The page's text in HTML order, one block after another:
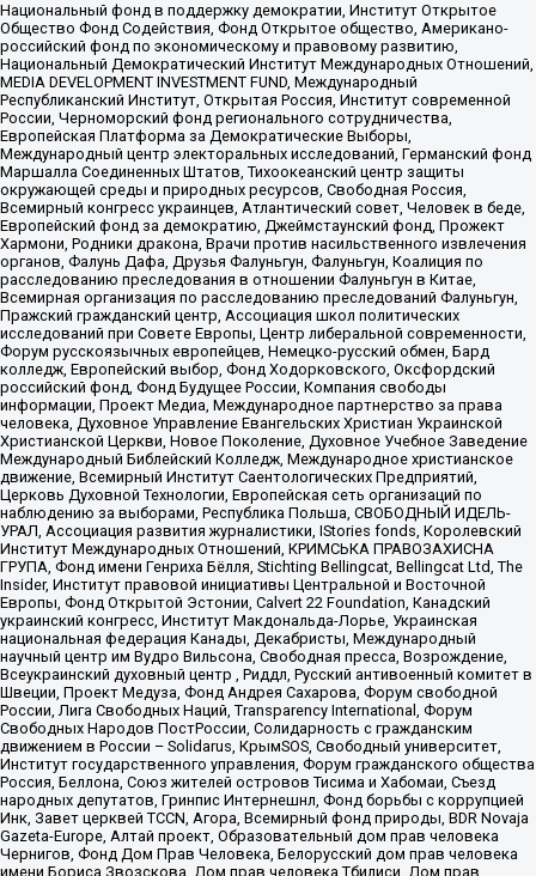
Национальный фонд в поддержку демократии, Институт Открытое
Общество Фонд Содействия, Фонд Открытое общество, Американо-
российский фонд по экономическому и правовому развитию,
Национальный Демократический Институт Международных Отношений,
MEDIA DEVELOPMENT INVESTMENT FUND, Международный
Республиканский Институт, Открытая Россия, Институт современной
России, Черноморский фонд регионального сотрудничества,
Европейская Платформа за Демократические Выборы,
Международный центр электоральных исследований, Германский фонд
Маршалла Соединенных Штатов, Тихоокеанский центр защиты
окружающей среды и природных ресурсов, Свободная Россия,
Всемирный конгресс украинцев, Атлантический совет, Человек в беде,
Европейский фонд за демократию, Джеймстаунский фонд, Прожект
Хармони, Родники дракона, Врачи против насильственного извлечения
органов, Фалунь Дафа, Друзья Фалуньгун, Фалуньгун, Коалиция по
расследованию преследования в отношении Фалуньгун в Китае,
Всемирная организация по расследованию преследований Фалуньгун,
Пражский гражданский центр, Ассоциация школ политических
исследований при Совете Европы, Центр либеральной современности,
Форум русскоязычных европейцев, Немецко-русский обмен, Бард
колледж, Европейский выбор, Фонд Ходорковского, Оксфордский
российский фонд, Фонд Будущее России, Компания свободы
информации, Проект Медиа, Международное партнерство за права
человека, Духовное Управление Евангельских Христиан Украинской
Христианской Церкви, Новое Поколение, Духовное Учебное Заведение
Международный Библейский Колледж, Международное христианское
движение, Всемирный Институт Саентологических Предприятий,
Церковь Духовной Технологии, Европейская сеть организаций по
наблюдению за выборами, Республика Польша, СВОБОДНЫЙ ИДЕЛЬ-
УРАЛ, Ассоциация развития журналистики, IStories fonds, Королевский
Институт Международных Отношений, КРИМСЬКА ПРАВОЗАХИСНА
ГРУПА, Фонд имени Генриха Бёлля, Stichting Bellingcat, Bellingcat Ltd, The
Insider, Институт правовой инициативы Центральной и Восточной
Европы, Фонд Открытой Эстонии, Calvert 22 Foundation, Канадский
украинский конгресс, Институт Макдональда-Лорье, Украинская
национальная федерация Канады, Декабристы, Международный
научный центр им Вудро Вильсона, Свободная пресса, Возрождение,
Всеукраинский духовный центр , Риддл, Русский антивоенный комитет в
Швеции, Проект Медуза, Фонд Андрея Сахарова, Форум свободной
России, Лига Свободных Наций, Transparеncy International, Форум
Свободных Народов ПостРоссии, Солидарность с гражданским
движением в России – Solidarus, КрымSOS, Свободный университет,
Институт государственного управления, Форум гражданского общества
Россия, Беллона, Союз жителей островов Тисима и Хабомаи, Съезд
народных депутатов, Гринпис Интернешнл, Фонд борьбы с коррупцией
Инк, Завет церквей TCCN, Агора, Всемирный фонд природы, BDR Novaja
Gazeta-Europe, Алтай проект, Образовательный дом прав человека
Чернигов, Фонд Дом Прав Человека, Белорусский дом прав человека
имени Бориса Звозскова, Дом прав человека Тбилиси, Дом прав